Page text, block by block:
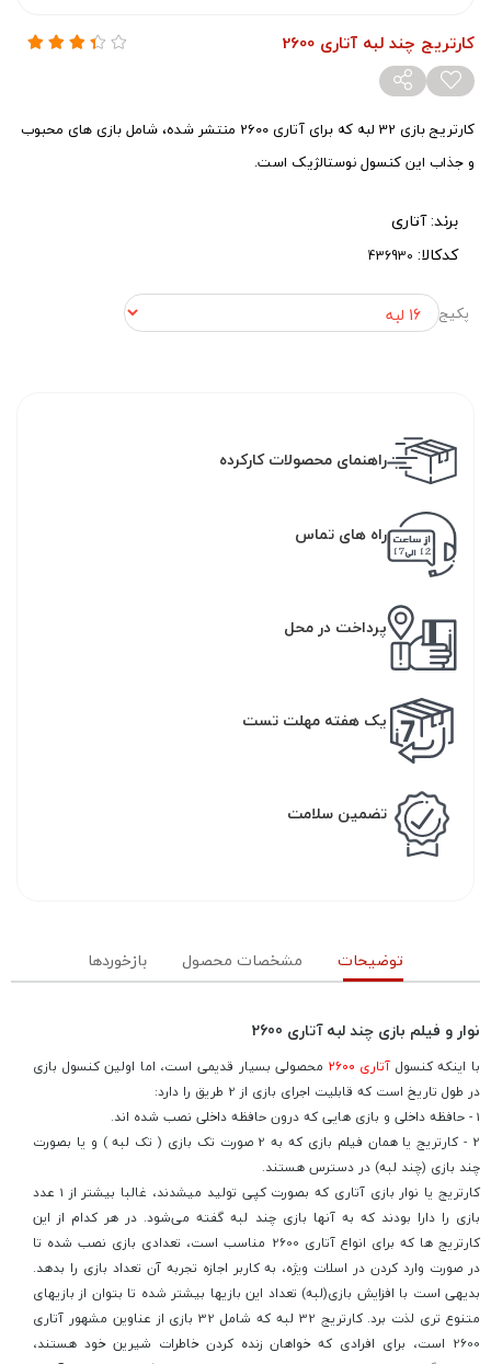
کارتریج چند لبه آتاری 2600
کارتریج بازی 32 لبه که برای آتاری 2600 منتشر شده، شامل بازی های محبوب
و جذاب این کنسول نوستالژیک است.
برند:آتاری
کدکالا:
پکیج
راهنمای محصولات کارکرده
راه های تماس
پرداخت در محل
یک هفته مهلت تست
تضمین سلامت
توضیحات مشخصات محصول بازخوردها
نوار و فیلم بازی چند لبه آتاری 2600
با اینکه کنسول آتاری ۲۶۰۰
محصولی بسیار قدیمی است، اما اولین کنسول بازی
در طول تاریخ است که قابلیت اجرای بازی از 2 طریق را دارد:
1 - حافظه داخلی و بازی هایی که درون حافظه داخلی نصب شده اند.
2 - کارتریج یا همان فیلم بازی که به 2 صورت تک بازی ( تک لبه ) و یا بصورت
چند بازی (چند لبه) در دسترس هستند.
کارتریج یا نوار بازی آتاری که بصورت کپی تولید میشدند، غالبا بیشتر از 1 عدد
بازی را دارا بودند که به آنها بازی چند لبه گفته می‌شود. در هر کدام از این
کارتریج ها که برای انواع آتاری 2600 مناسب است، تعدادی بازی نصب شده تا
در صورت وارد کردن در اسلات ویژه، به کاربر اجازه تجربه آن تعداد بازی را بدهد.
بدیهی است با افزایش بازی(لبه) تعداد این بازیها بیشتر شده تا بتوان از بازیهای
متنوع تری لذت برد. کارتریج 32 لبه که شامل 32 بازی از عناوین مشهور آتاری
2600 است، برای افرادی که خواهان زنده کردن خاطرات شیرین خود هستند،